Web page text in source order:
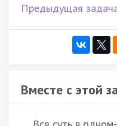
Предыдущая
Вместе с этой